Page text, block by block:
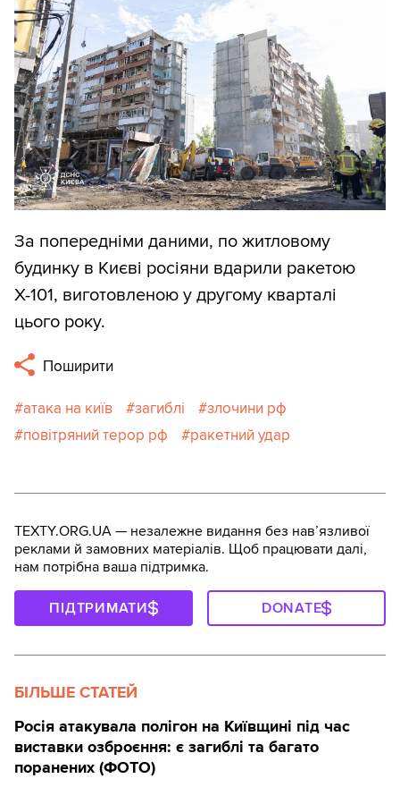
За попередніми даними, по житловому
будинку в Києві росіяни вдарили ракетою
Х-101, виготовленою у другому кварталі
цього року.
Поширити
атака на київ загиблі
злочини рф
повітряний терор рф
ракетний удар
TEXTY.ORG.UA — незалежне видання без навʼязливої
реклами й замовних матеріалів. Щоб працювати далі,
нам потрібна ваша підтримка.
ПІДТРИМАТИ DONATE
БІЛЬШЕ СТАТЕЙ
Росія атакувала полігон на Київщині під час
виставки озброєння: є загиблі та багато
поранених (ФОТО)